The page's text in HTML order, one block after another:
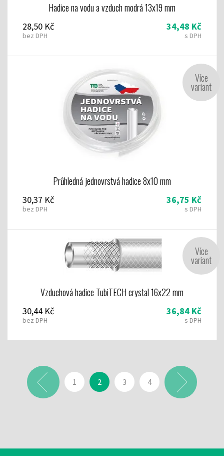
Hadice na vodu a vzduch modrá 13x19 mm
28,50 Kč
bez DPH
34,48 Kč
s DPH
Průhledná jednovrstvá hadice 8x10 mm
30,37 Kč
bez DPH
36,75 Kč
s DPH
Více
variant
Vzduchová hadice TubiTECH crystal 16x22 mm
30,44 Kč
bez DPH
36,84 Kč
s DPH
Více
variant
1 2 3 4